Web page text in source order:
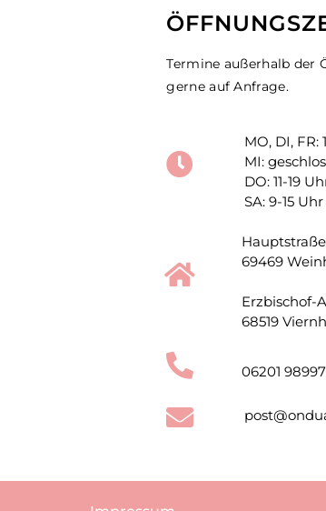
Termine außerhalb der
gerne auf Anfrage.
MO, DI, FR:
MI:
DO: 11-19
SA: 9-15 Uhr
69469
Erzbischof-
68519
06201